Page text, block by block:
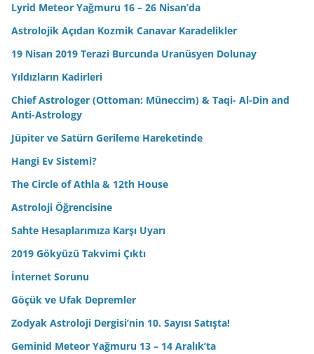
Lyrid Meteor Yağmuru 16 – 26 Nisan’da
Astrolojik Açıdan Kozmik Canavar Karadelikler
19 Nisan 2019 Terazi Burcunda Uranüsyen Dolunay
Yıldızların Kadirleri
Chief Astrologer (Ottoman: Müneccim) & Taqi- Al-Din and
Anti-Astrology
Jüpiter ve Satürn Gerileme Hareketinde
Hangi Ev Sistemi?
The Circle of Athla & 12th House
Astroloji Öğrencisine
Sahte Hesaplarımıza Karşı Uyarı
2019 Gökyüzü Takvimi Çıktı
İnternet Sorunu
Göçük ve Ufak Depremler
Zodyak Astroloji Dergisi’nin 10. Sayısı Satışta!
Geminid Meteor Yağmuru 13 – 14 Aralık’ta